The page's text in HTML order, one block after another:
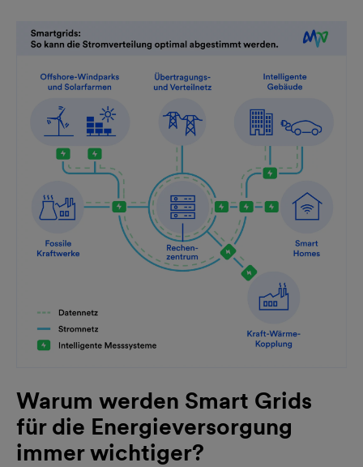
Warum werden Smart Grids
für die Energieversorgung
immer wichtiger?